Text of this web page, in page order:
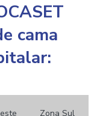
cama
Zona Sul